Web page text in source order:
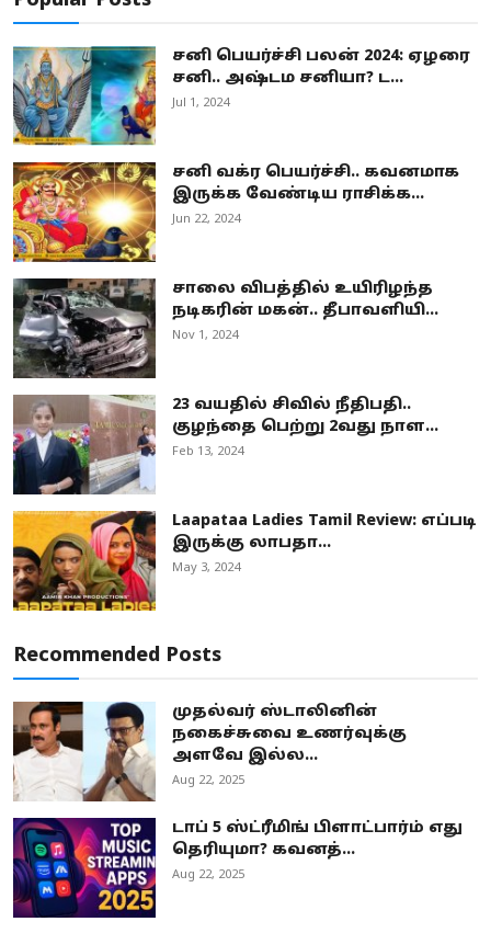
சனி பெயர்ச்சி பலன் 2024: ஏழரை
சனி.. அஷ்டம சனியா? ட...
Jul 1, 2024
சனி வக்ர பெயர்ச்சி.. கவனமாக
இருக்க வேண்டிய ராசிக்க...
Jun 22, 2024
சாலை விபத்தில் உயிரிழந்த
நடிகரின் மகன்.. தீபாவளியி...
Nov 1, 2024
23 வயதில் சிவில் நீதிபதி..
குழந்தை பெற்று 2வது நாள...
Feb 13, 2024
Laapataa Ladies Tamil Review: எப்படி
இருக்கு லாபதா...
May 3, 2024
Recommended Posts
முதல்வர் ஸ்டாலினின்
நகைச்சுவை உணர்வுக்கு
அளவே இல்ல...
Aug 22, 2025
டாப் 5 ஸ்ட்ரீமிங் பிளாட்பார்ம் எது
தெரியுமா? கவனத்...
Aug 22, 2025